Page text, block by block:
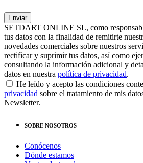
SETDART ONLINE SL, como
tus datos con la finalidad de remitirte
novedades comerciales sobre nuestros
rectificar y suprimir tus datos, así como
consultando la información adicional y
datos en nuestra política de privacidad.
He leído y acepto las condiciones
privacidad sobre el tratamiento de mis
Newsletter.
SOBRE NOSOTROS
Conócenos
Dónde estamos